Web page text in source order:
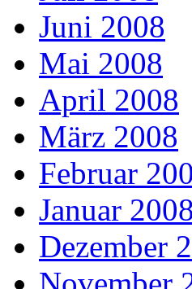
Juni 2008
Mai 2008
April 2008
März 2008
Februar
Januar 2008
Dezember